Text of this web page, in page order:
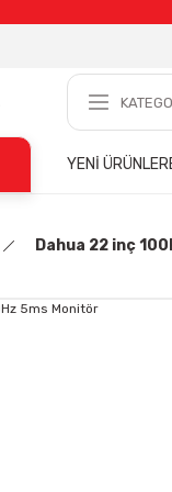
YENİ ÜRÜNLER
Dahua 22 inç